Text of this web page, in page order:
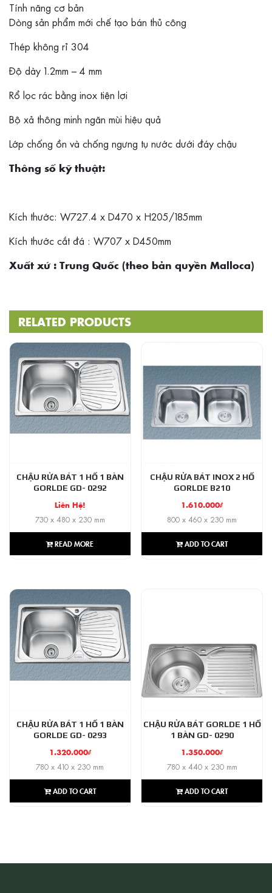
Tính năng cơ bản
Dòng sản phẩm mới chế tạo bán thủ công
Thép không rỉ 304
Độ dày 1.2mm – 4 mm
Rổ lọc rác bằng inox tiện lợi
Bộ xả thông minh ngăn mùi hiệu quả
Lớp chống ồn và chống ngưng tụ nước dưới đáy chậu
Thông số kỹ thuật:
Kích thước: W727.4 x D470 x H205/185mm
Kích thước cắt đá : W707 x D450mm
Xuất xứ : Trung Quốc (theo bản quyền Malloca)
RELATED PRODUCTS
CHẬU RỬA BÁT 1 HỐ 1 BÀN
GORLDE GD- 0292
Liên Hệ!
730 x 480 x 230 mm
READ MORE
CHẬU RỬA BÁT INOX 2 HỐ
GORLDE B210
1.610.000₫
800 x 460 x 230 mm
ADD TO CART
CHẬU RỬA BÁT 1 HỐ 1 BÀN
GORLDE GD- 0293
1.320.000₫
780 x 410 x 230 mm
ADD TO CART
CHẬU RỬA BÁT GORLDE 1 HỐ
1 BÀN GD- 0290
1.350.000₫
780 x 440 x 230 mm
ADD TO CART